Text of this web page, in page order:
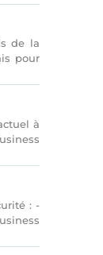
de la
pour
à
: -